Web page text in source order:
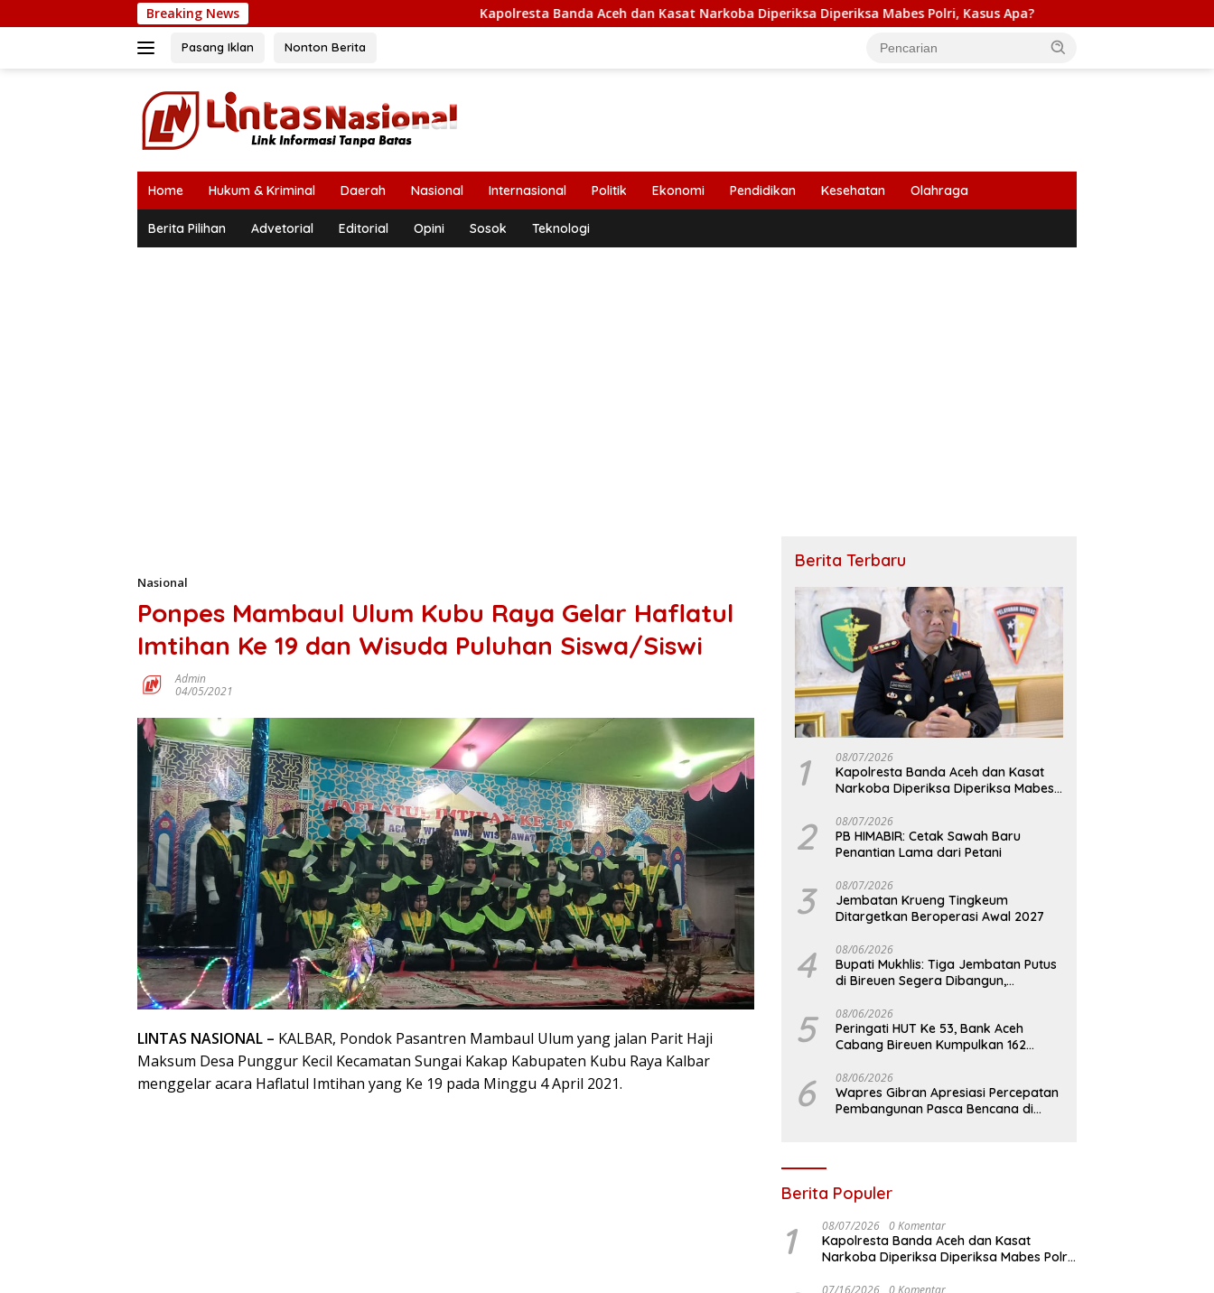
ke
Breaking News Kapolresta Banda Aceh dan Kasat Narkoba Diperiksa Diperiksa Mabes Polri, Kasus Apa? PB HIMABIR: Cetak Sawah Baru
Pasang Iklan Nonton Berita
Home Hukum & Kriminal Daerah Nasional Internasional Politik Ekonomi Pendidikan Kesehatan Olahraga
Berita Pilihan Advetorial Editorial Opini Sosok Teknologi
Nasional
Ponpes Mambaul Ulum Kubu Raya Gelar Haflatul
Imtihan Ke 19 dan Wisuda Puluhan Siswa/Siswi
Admin
04/05/2021
LINTAS NASIONAL – KALBAR, Pondok Pasantren Mambaul Ulum yang jalan Parit Haji
Maksum Desa Punggur Kecil Kecamatan Sungai Kakap Kabupaten Kubu Raya Kalbar
menggelar acara Haflatul Imtihan yang Ke 19 pada Minggu 4 April 2021.
Berita Terbaru
1 08/07/2026
Kapolresta Banda Aceh dan Kasat
Narkoba Diperiksa Diperiksa Mabes
2 08/07/2026
PB HIMABIR: Cetak Sawah Baru
Penantian Lama dari Petani
3 08/07/2026
Jembatan Krueng Tingkeum
Ditargetkan Beroperasi Awal 2027
4 08/06/2026
Bupati Mukhlis: Tiga Jembatan Putus
di Bireuen Segera Dibangun,
5 08/06/2026
Peringati HUT Ke 53, Bank Aceh
Cabang Bireuen Kumpulkan 162
6 08/06/2026
Wapres Gibran Apresiasi Percepatan
Pembangunan Pasca Bencana di
Berita Populer
1 08/07/2026 0 Komentar
Kapolresta Banda Aceh dan Kasat
Narkoba Diperiksa Diperiksa Mabes Polri,
07/16/2026 0 Komentar